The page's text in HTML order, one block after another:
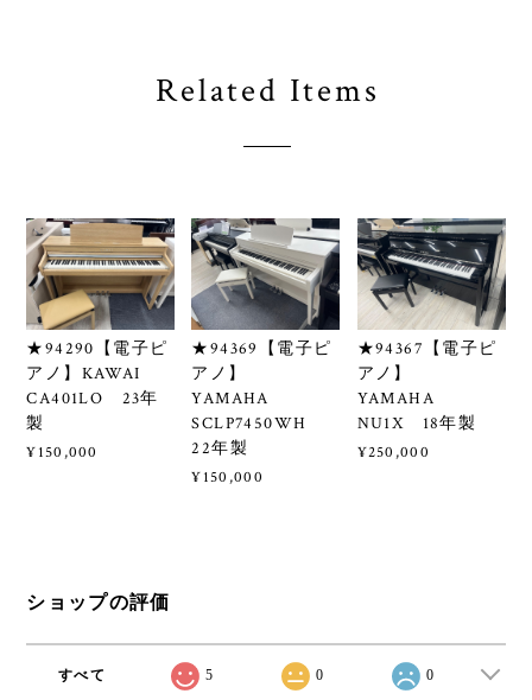
Related Items
★94290【電子ピ
アノ】KAWAI
CA401LO 23年
製
¥150,000
★94369【電子ピ
アノ】
YAMAHA
SCLP7450WH
22年製
¥150,000
★94367【電子ピ
アノ】
YAMAHA
NU1X 18年製
¥250,000
ショップの評価
すべて 5 0 0